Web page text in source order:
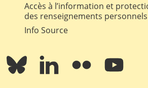
Accès à l’information et
des renseignements personnels
Info Source